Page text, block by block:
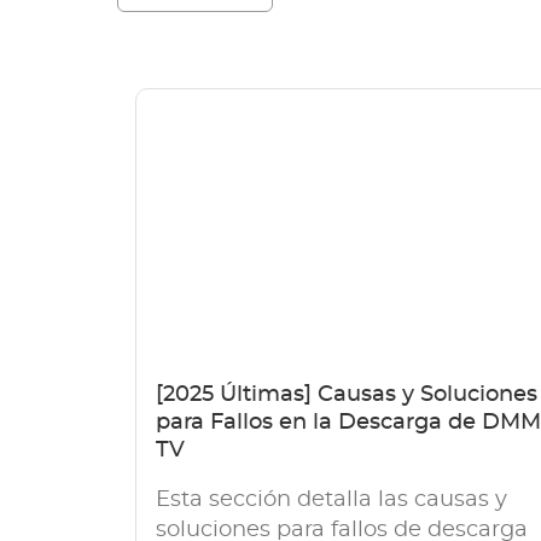
[2025 Últimas] Causas y Soluciones
para Fallos en la Descarga de DMM
TV
Esta sección detalla las causas y
soluciones para fallos de descarga